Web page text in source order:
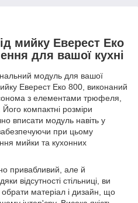
мийку Еверест Еко
для вашої кухні
модуль для вашої
Еверест Еко 800, виконаний
з елементами трюфеля,
компактні розміри
вписати модуль навіть у
при цьому
мийки та кухонних
привабливий, але й
відсутності стільниці, ви
матеріал і дизайн, що